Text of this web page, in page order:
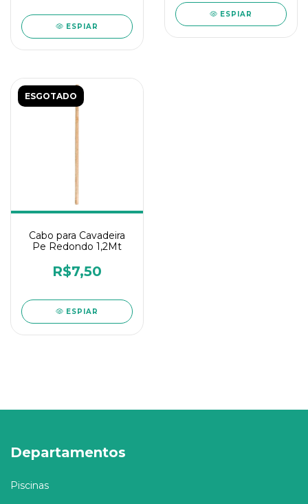
ESPIAR
ESPIAR
ESGOTADO
Cabo para Cavadeira
Pe Redondo 1,2Mt
R$7,50
ESPIAR
Departamentos
Piscinas